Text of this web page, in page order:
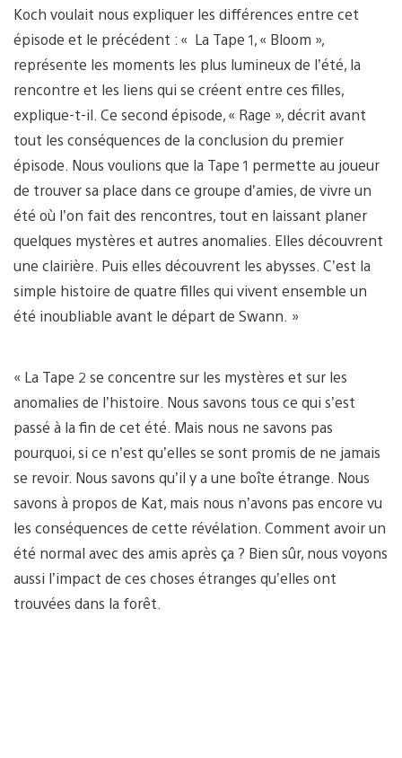
Koch voulait nous expliquer les différences entre cet
épisode et le précédent : « La Tape 1, « Bloom »,
représente les moments les plus lumineux de l’été, la
rencontre et les liens qui se créent entre ces filles,
explique-t-il. Ce second épisode, « Rage », décrit avant
tout les conséquences de la conclusion du premier
épisode. Nous voulions que la Tape 1 permette au joueur
de trouver sa place dans ce groupe d’amies, de vivre un
été où l’on fait des rencontres, tout en laissant planer
quelques mystères et autres anomalies. Elles découvrent
une clairière. Puis elles découvrent les abysses. C’est la
simple histoire de quatre filles qui vivent ensemble un
été inoubliable avant le départ de Swann. »
« La Tape 2 se concentre sur les mystères et sur les
anomalies de l’histoire. Nous savons tous ce qui s’est
passé à la fin de cet été. Mais nous ne savons pas
pourquoi, si ce n’est qu’elles se sont promis de ne jamais
se revoir. Nous savons qu’il y a une boîte étrange. Nous
savons à propos de Kat, mais nous n’avons pas encore vu
les conséquences de cette révélation. Comment avoir un
été normal avec des amis après ça ? Bien sûr, nous voyons
aussi l’impact de ces choses étranges qu’elles ont
trouvées dans la forêt.